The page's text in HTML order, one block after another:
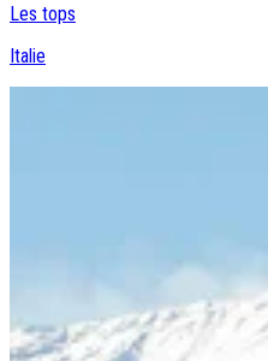
Les tops
Italie